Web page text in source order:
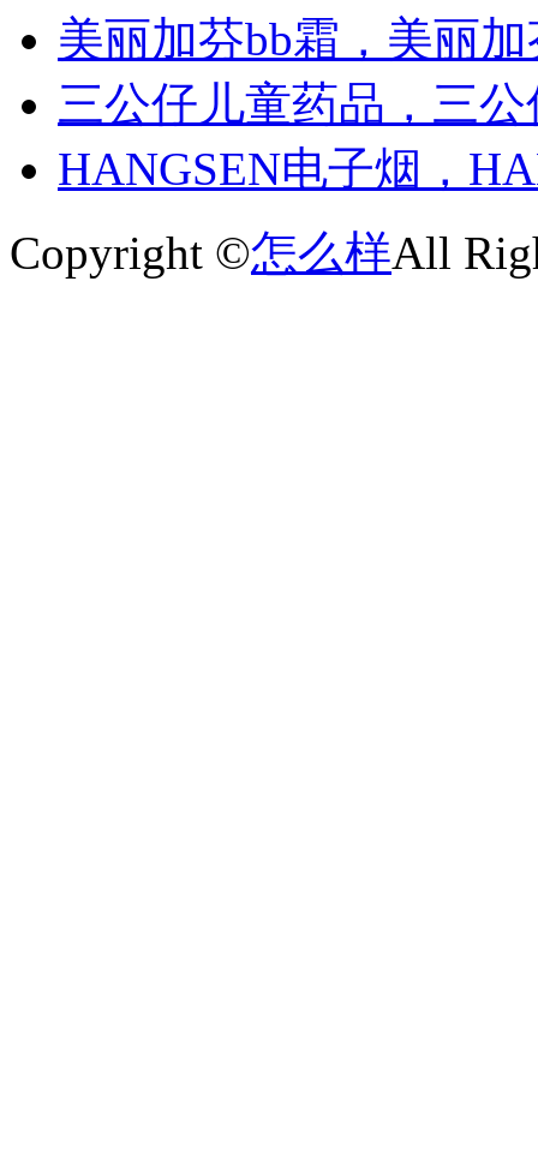
美丽加芬bb霜，美丽
三公仔儿童药品，三
HANGSEN电子烟，
Copyright ©怎么样All